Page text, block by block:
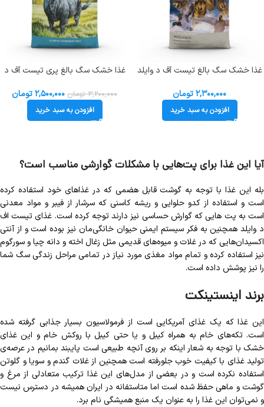
غذا خشک سگ بالغ تیست آف د وایلد
کیپ فله) Taste of the Wild W۲,۳۰۰,۰۰۰تومان
افزودن به سبد خرید
غذا خشک سگ بالغ پری تیست آف د
Taste of the Wild Prey
۳,۲۰۰,۰۰۰ تومان ۲,۵۰۰,۰۰۰تومان
افزودن به سبد خرید
آیا این غذا برای پت‌هایی با مشکلات گوارشی مناسب است؟
بله این غذا با توجه به گوشت قابل هضمی که در غذاهای خود استفاده کرده
است و استفاده از کدو حلوایی و ریشه کاسنی که سرشار از فیبر و مواد معدنی
است به پت هایی که گوارش حساسی نیز دارند توجه کرده است. غذای تیست اف
د وایلد همچنین به فکر سیستم ایمنی حیوان خانگی‌مان نیز بوده است و از آنتی
اکسیدان‌هایی که در غلات و میوه‌های قدیمی مثل زغال اخته و دانه چیا و سورگوم
نیز استفاده کرده و تمام مواد مغذی مورد نیاز در تمامی مراحل زندگی سگ شما
را نیز پوشش داده است.
برند اینستینکت
این غذا که یک غذای آمریکایی است از فرمولاسیون بسیار جذابی گرفته شده
است. تکه‌های خام به همراه کیبل و یا حتی کیبل با روکش خام و این غذای
خشک با توجه به شعار اینکه بر روی آنچه طبیعی است پایبند بمانیم در عرصه‌ی
تولید غذای با کیفیت خوب جلورفته است همچنین از غلات گندم و سویا و گلوتن
استفاده نکرده است و در بعضی از مدل‌های این غذا ترکیب متعادلی از مرغ و
گوشت و ماهی حفظ شده است اما متاستفانه در ایران همیشه در دسترس نیست
و نمی‌توان این غذا را به عنوان یک منبع همیشگی نام برد.